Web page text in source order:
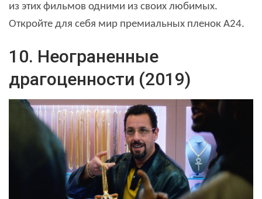
из этих фильмов одними из своих любимых.
Откройте для себя мир премиальных пленок A24.
10. Неограненные
драгоценности (2019)